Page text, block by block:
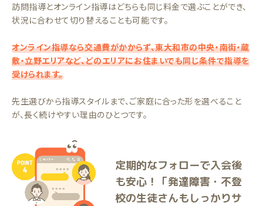
訪問指導とオンライン指導はどちらも同じ料金で選ぶことができ、
状況に合わせて切り替えることも可能です。
オンライン指導なら交通費がかからず、東大和市の中央・南街・蔵
敷・立野エリアなど、どのエリアにお住まいでも同じ条件で指導を
受けられます。
先生選びから指導スタイルまで、ご家庭に合った形を選べること
が、長く続けやすい理由のひとつです。
定期的なフォローで入会後
も安心！「発達障害・不登
校の生徒さんもしっかりサ